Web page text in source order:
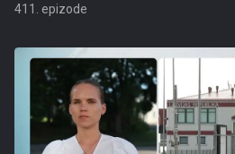
411. epizode